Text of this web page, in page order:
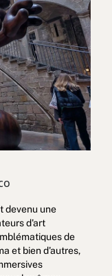
devenu une
d'art
de
et bien d'autres,